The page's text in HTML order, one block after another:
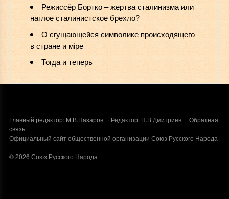
Режиссёр Бортко ‒ жертва сталинизма или
наглое сталинистское брехло?
О сгущающейся символике происходящего
в стране и мiре
Тогда и теперь
Главный редактор: М.В.Назаров· Редактор: Н.В.Дмитриев · Обратная
связь
Официальный сайт общественной организации Союз Русского Народа
©2026 Союз Русского Народа